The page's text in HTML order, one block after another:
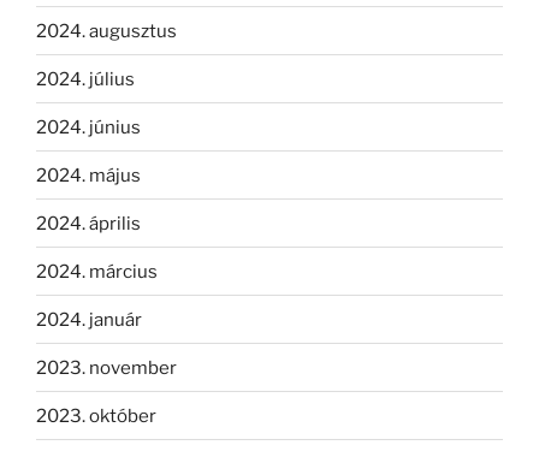
2024. augusztus
2024. július
2024. június
2024. május
2024. április
2024. március
2024. január
2023. november
2023. október